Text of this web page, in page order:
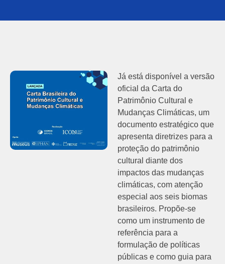
Já está disponível a versão
oficial da Carta do
Patrimônio Cultural e
Mudanças Climáticas, um
documento estratégico que
apresenta diretrizes para a
proteção do patrimônio
cultural diante dos
impactos das mudanças
climáticas, com atenção
especial aos seis biomas
brasileiros. Propõe-se
como um instrumento de
referência para a
formulação de políticas
públicas e como guia para